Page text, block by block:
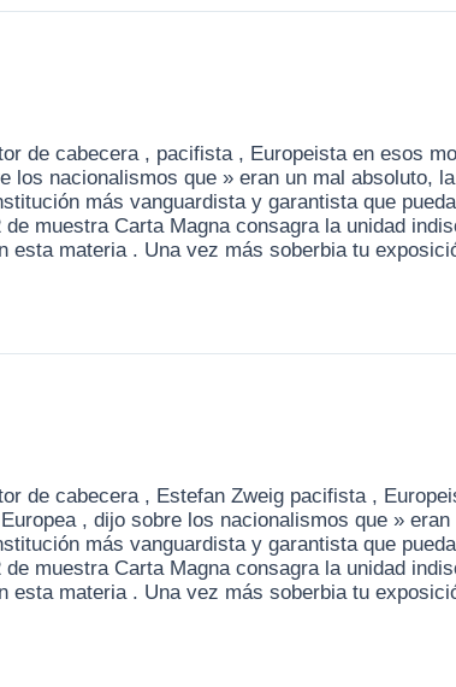
de cabecera , pacifista , Europeista en esos
los nacionalismos que » eran un mal absoluto,
más vanguardista y garantista que
muestra Carta Magna consagra la unidad
esta materia . Una vez más soberbia tu
de cabecera , Estefan Zweig pacifista ,
, dijo sobre los nacionalismos que »
más vanguardista y garantista que
muestra Carta Magna consagra la unidad
esta materia . Una vez más soberbia tu